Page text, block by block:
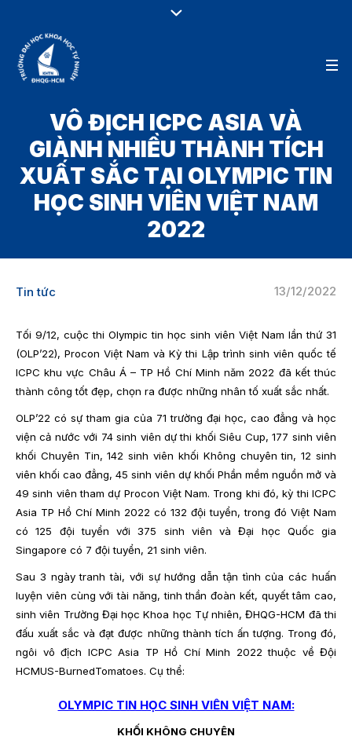
VÔ ĐỊCH ICPC ASIA VÀ
GIÀNH NHIỀU THÀNH TÍCH
XUẤT SẮC TẠI OLYMPIC TIN
HỌC SINH VIÊN VIỆT NAM
2022
13/12/2022
Tin tức
Tối 9/12, cuộc thi Olympic tin học sinh viên Việt Nam lần thứ 31
(OLP’22), Procon Việt Nam và Kỳ thi Lập trình sinh viên quốc tế
ICPC khu vực Châu Á – TP Hồ Chí Minh năm 2022 đã kết thúc
thành công tốt đẹp, chọn ra được những nhân tố xuất sắc nhất.
OLP’22 có sự tham gia của 71 trường đại học, cao đẳng và học
viện cả nước với 74 sinh viên dự thi khối Siêu Cup, 177 sinh viên
khối Chuyên Tin, 142 sinh viên khối Không chuyên tin, 12 sinh
viên khối cao đẳng, 45 sinh viên dự khối Phần mềm nguồn mở và
49 sinh viên tham dự Procon Việt Nam. Trong khi đó, kỳ thi ICPC
Asia TP Hồ Chí Minh 2022 có 132 đội tuyển, trong đó Việt Nam
có 125 đội tuyển với 375 sinh viên và Đại học Quốc gia
Singapore có 7 đội tuyển, 21 sinh viên.
Sau 3 ngày tranh tài, với sự hướng dẫn tận tình của các huấn
luyện viên cùng với tài năng, tinh thần đoàn kết, quyết tâm cao,
sinh viên Trường Đại học Khoa học Tự nhiên, ĐHQG-HCM đã thi
đấu xuất sắc và đạt được những thành tích ấn tượng. Trong đó,
ngôi vô địch ICPC Asia TP Hồ Chí Minh 2022 thuộc về Đội
HCMUS-BurnedTomatoes. Cụ thể:
OLYMPIC TIN HỌC SINH VIÊN VIỆT NAM:
KHỐI KHÔNG CHUYÊN